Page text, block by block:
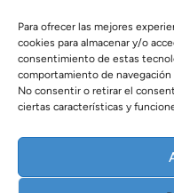
Para ofrecer las mejores
cookies para almacenar y/o
consentimiento de estas
comportamiento de
No consentir o retirar el
ciertas características y